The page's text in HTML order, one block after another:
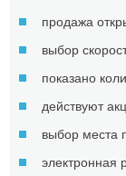
продажа
выбор
показано
действуют
выбор места
электронная